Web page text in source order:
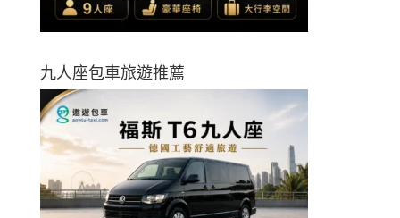
九人座包車旅遊推薦